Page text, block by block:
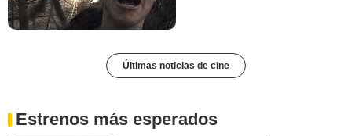
Últimas noticias de cine
Estrenos más esperados